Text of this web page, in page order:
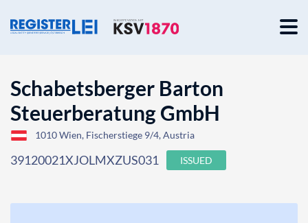
Schabetsberger Barton
Steuerberatung GmbH
1010 Wien, Fischerstiege 9/4, Austria
39120021XJOLMXZUS031 ISSUED